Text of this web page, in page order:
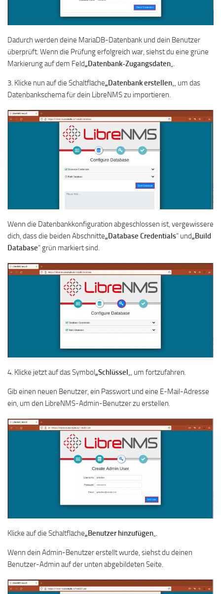
Dadurch werden deine MariaDB-Datenbank und dein Benutzer
überprüft. Wenn die Prüfung erfolgreich war, siehst du eine grüne
Markierung auf dem Feld„Datenbank-Zugangsdaten„.
3. Klicke nun auf die Schaltfläche„Datenbank erstellen„, um das
Datenbankschema für dein LibreNMS zu importieren.
Wenn die Datenbankkonfiguration abgeschlossen ist, vergewissere
dich, dass die beiden Abschnitte„Database Credentials“ und„Build
Database“ grün markiert sind.
4. Klicke jetzt auf das Symbol„Schlüssel„, um fortzufahren.
Gib einen neuen Benutzer, ein Passwort und eine E-Mail-Adresse
ein, um den LibreNMS-Admin-Benutzer zu erstellen.
Klicke auf die Schaltfläche„Benutzer hinzufügen„.
Wenn dein Admin-Benutzer erstellt wurde, siehst du deinen
Benutzer-Admin auf der unten abgebildeten Seite.